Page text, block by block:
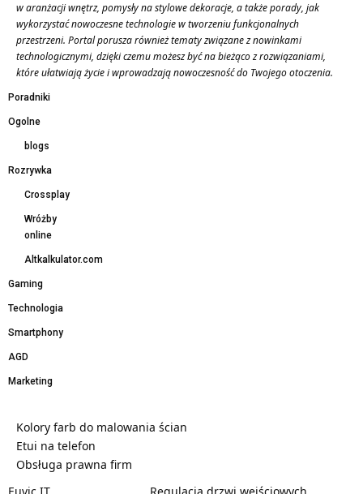
w aranżacji wnętrz, pomysły na stylowe dekoracje, a także porady, jak
wykorzystać nowoczesne technologie w tworzeniu funkcjonalnych
przestrzeni. Portal porusza również tematy związane z nowinkami
technologicznymi, dzięki czemu możesz być na bieżąco z rozwiązaniami,
które ułatwiają życie i wprowadzają nowoczesność do Twojego otoczenia.
Poradniki
Ogolne
blogs
Rozrywka
Crossplay
Wróżby
online
Altkalkulator.com
Gaming
Technologia
Smartphony
AGD
Marketing
Kolory farb do malowania ścian
Etui na telefon
Obsługa prawna firm